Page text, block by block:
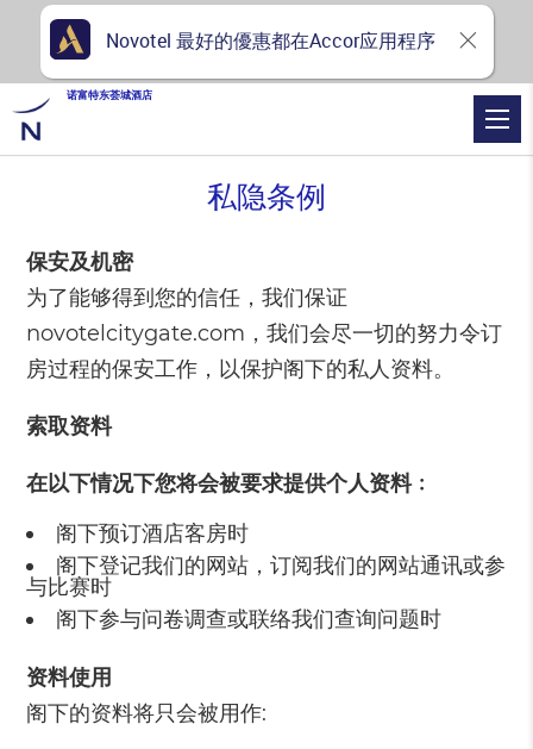
私隐条例
保安及机密
为了能够得到您的信任，我们保证
novotelcitygate.com，我们会尽一切的努力令订
房过程的保安工作，以保护阁下的私人资料。
索取资料
在以下情况下您将会被要求提供个人资料﹕
阁下预订酒店客房时
阁下登记我们的网站，订阅我们的网站通讯或参
与比赛时
阁下参与问卷调查或联络我们查询问题时
资料使用
阁下的资料将只会被用作:
诺富特东荟城酒店
Novotel 最好的優惠都在Accor应用程序